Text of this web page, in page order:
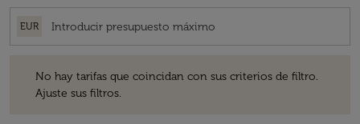
EUR
No hay tarifas que coincidan con sus criterios de filtro.
Ajuste sus filtros.